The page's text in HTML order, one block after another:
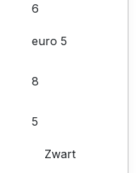
6
euro 5
8
5
Zwart